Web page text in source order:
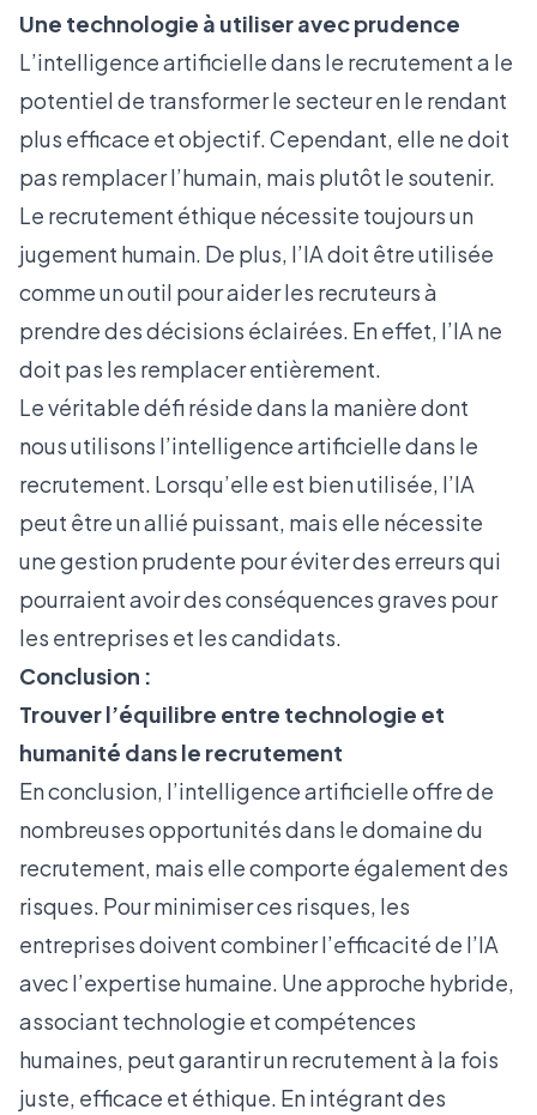
Une technologie à utiliser avec prudence
L’intelligence artificielle dans le recrutement a le
potentiel de transformer le secteur en le rendant
plus efficace et objectif. Cependant, elle ne doit
pas remplacer l’humain, mais plutôt le soutenir.
Le recrutement éthique nécessite toujours un
jugement humain. De plus, l’IA doit être utilisée
comme un outil pour aider les recruteurs à
prendre des décisions éclairées. En effet, l’IA ne
doit pas les remplacer entièrement.
Le véritable défi réside dans la manière dont
nous utilisons l’intelligence artificielle dans le
recrutement. Lorsqu’elle est bien utilisée, l’IA
peut être un allié puissant, mais elle nécessite
une gestion prudente pour éviter des erreurs qui
pourraient avoir des conséquences graves pour
les entreprises et les candidats.
Conclusion :
Trouver l’équilibre entre technologie et
humanité dans le recrutement
En conclusion, l’intelligence artificielle offre de
nombreuses opportunités dans le domaine du
recrutement, mais elle comporte également des
risques. Pour minimiser ces risques, les
entreprises doivent combiner l’efficacité de l’IA
avec l’expertise humaine. Une approche hybride,
associant technologie et compétences
humaines, peut garantir un recrutement à la fois
juste, efficace et éthique. En intégrant des